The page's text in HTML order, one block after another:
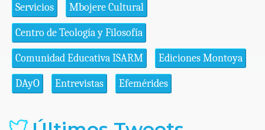
Servicios Mbojere Cultural
Centro de Teología y Filosofía
Comunidad Educativa ISARM Ediciones Montoya
DAyO Entrevistas Efemérides